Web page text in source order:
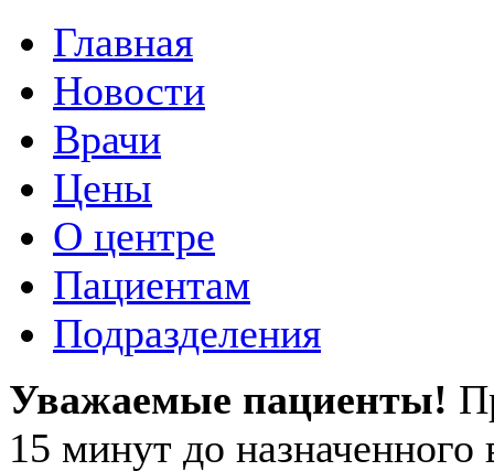
Главная
Новости
Врачи
Цены
О центре
Пациентам
Подразделения
Уважаемые пациенты!
15 минут до